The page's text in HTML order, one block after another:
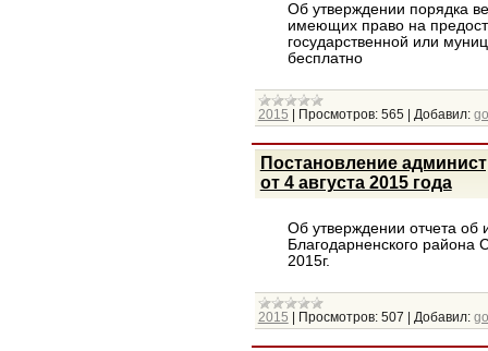
Об утверждении порядка
имеющих право на
государственной или
бесплатно
2015 Просмотров: 565| Добавил:
Постановление
от 4 августа 2015 года
Об утверждении отчета об
Благодарненского района
2015г.
2015 Просмотров: 507 Добавил: